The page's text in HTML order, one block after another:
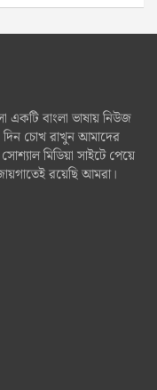
বাংলা ভাষায় নিউজ
দিন চোখ রাখুন আমাদের
মিডিয়া সাইটে পেয়ে
রয়েছি আমরা।